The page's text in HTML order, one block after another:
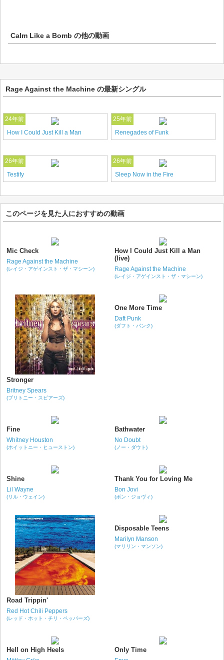
Calm Like a Bomb の他の動画
Rage Against the Machine の最新シングル
24年前
How I Could Just Kill a Man
25年前
Renegades of Funk
26年前
Testify
26年前
Sleep Now in the Fire
このページを見た人におすすめの動画
Mic Check
Rage Against the Machine
(レイジ・アゲインスト・ザ・マシーン)
How I Could Just Kill a Man
(live)
Rage Against the Machine
(レイジ・アゲインスト・ザ・マシーン)
Stronger
Britney Spears
(ブリトニー・スピアーズ)
One More Time
Daft Punk
(ダフト・パンク)
Fine
Whitney Houston
(ホイットニー・ヒューストン)
Bathwater
No Doubt
(ノー・ダウト)
Shine
Lil Wayne
(リル・ウェイン)
Thank You for Loving Me
Bon Jovi
(ボン・ジョヴィ)
Road Trippin'
Red Hot Chili Peppers
(レッド・ホット・チリ・ペッパーズ)
Disposable Teens
Marilyn Manson
(マリリン・マンソン)
Hell on High Heels Only Time